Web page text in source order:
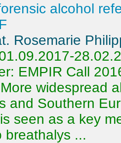
alcohol
Rosemarie
EMPIR Call
More widespread
and Southern
seen as a key
breathalys ...